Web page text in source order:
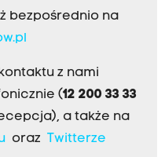
bezpośrednio na
z nami
(12 200 33 33
a także na
oraz Twitterze